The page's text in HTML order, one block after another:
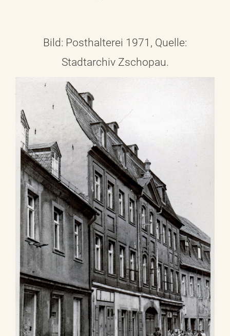
Bild: Posthalterei 1971, Quelle:
Stadtarchiv Zschopau.